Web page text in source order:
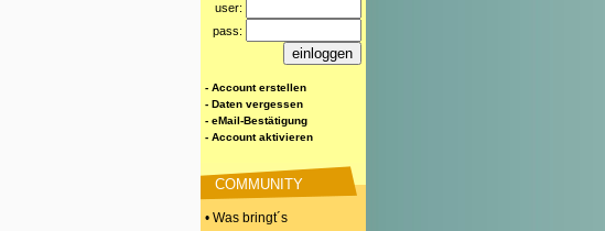
user:
pass:
- Account erstellen
- Daten vergessen
- eMail-Bestätigung
- Account aktivieren
COMMUNITY
• Was bringt´s